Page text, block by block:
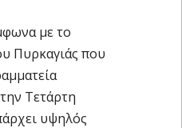
με το
Πυρκαγιάς που
Τετάρτη
υψηλός